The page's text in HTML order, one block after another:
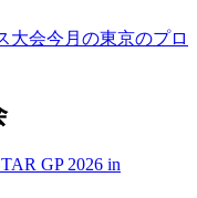
大会今月の東京のプロ
GP 2026 in